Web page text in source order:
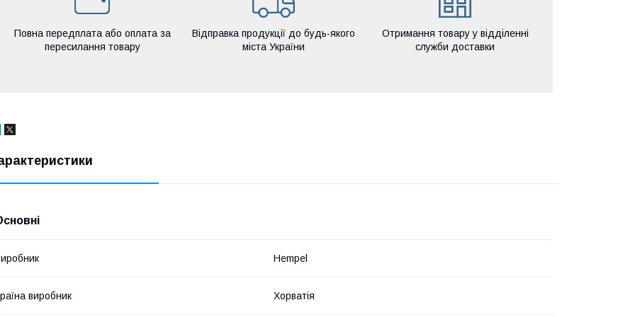
Повна передплата або оплата за
пересилання товару
Відправка продукції до будь-якого
міста України
Отримання товару у відділенні
служби доставки
Hempel
виробник Хорватія